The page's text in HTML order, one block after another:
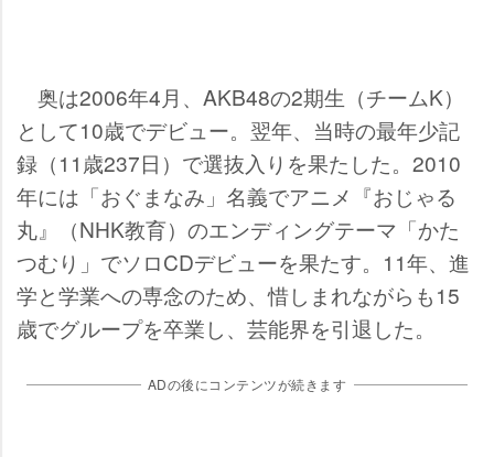
奥は2006年4月、AKB48の2期生（チームK）
として10歳でデビュー。翌年、当時の最年少記
録（11歳237日）で選抜入りを果たした。2010
年には「おぐまなみ」名義でアニメ『おじゃる
丸』（NHK教育）のエンディングテーマ「かた
つむり」でソロCDデビューを果たす。11年、進
学と学業への専念のため、惜しまれながらも15
歳でグループを卒業し、芸能界を引退した。
ADの後にコンテンツが続きます